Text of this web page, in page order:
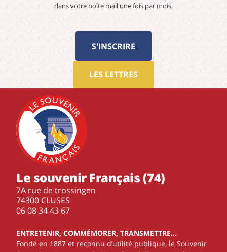
dans votre boîte mail une fois par mois.
S'INSCRIRE
LES LETTRES
Le souvenir Français (74)
7A rue de trossingen
74300 CLUSES
‭06 08 34 43 67‬
ENTRETENIR, COMMÉMORER, TRANSMETTRE…
Fondé en 1887 et reconnu d’utilité publique, le Souvenir